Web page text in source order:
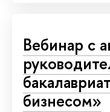
Вебинар с
бизнесом»